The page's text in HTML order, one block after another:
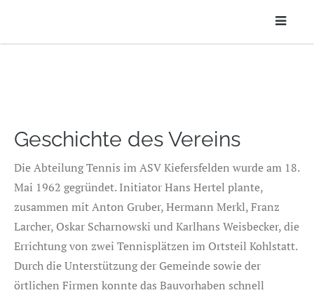
Geschichte des Vereins
Die Abteilung Tennis im ASV Kiefersfelden wurde am 18.
Mai 1962 gegründet. Initiator Hans Hertel plante,
zusammen mit Anton Gruber, Hermann Merkl, Franz
Larcher, Oskar Scharnowski und Karlhans Weisbecker, die
Errichtung von zwei Tennisplätzen im Ortsteil Kohlstatt.
Durch die Unterstützung der Gemeinde sowie der
örtlichen Firmen konnte das Bauvorhaben schnell